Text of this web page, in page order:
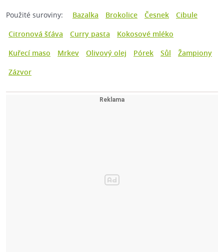
Použité suroviny: Bazalka Brokolice Česnek
Cibule
Citronová šťáva
Curry pasta
Kokosové mléko
Kuřecí maso
Mrkev Olivový olej Pórek Sůl
Žampiony
Zázvor